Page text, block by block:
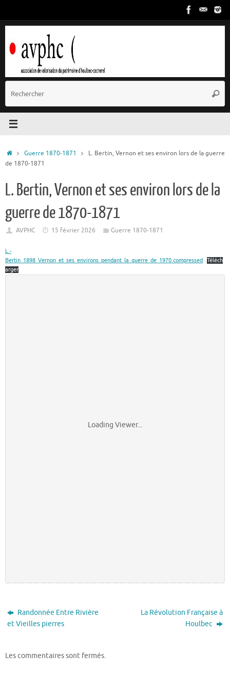
contenu
:
Accueil
Guerre 1870-1871
L. Bertin, Vernon et ses environ lors de la guerre
de 1870-1871
L. Bertin, Vernon et ses environ lors de la
guerre de 1870-1871
AVPHC 15 février 2026 Guerre 1870-1871
L.-
Bertin_1898_Vernon_et_ses_environs_pendant_la_guerre_de_1970.compressed
Téléch
arger
Loading Viewer...
Randonnée Entre Rivière
et Vieilles pierres
La Révolution Française à
Houlbec
Les commentaires sont fermés.